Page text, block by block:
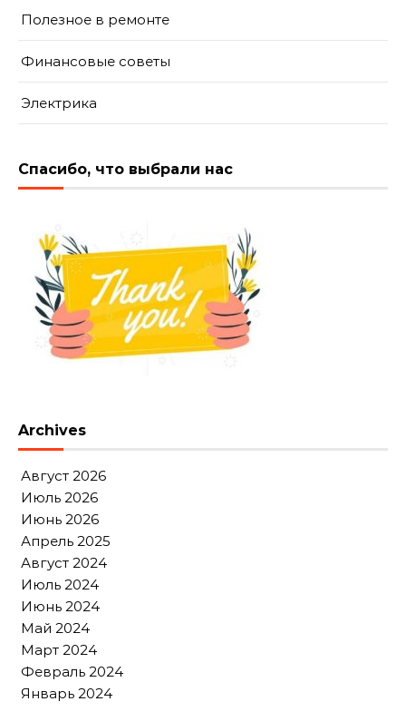
Полезное в ремонте
Финансовые советы
Электрика
Спасибо, что выбрали нас
Archives
Август 2026
Июль 2026
Июнь 2026
Апрель 2025
Август 2024
Июль 2024
Июнь 2024
Май 2024
Март 2024
Февраль 2024
Январь 2024